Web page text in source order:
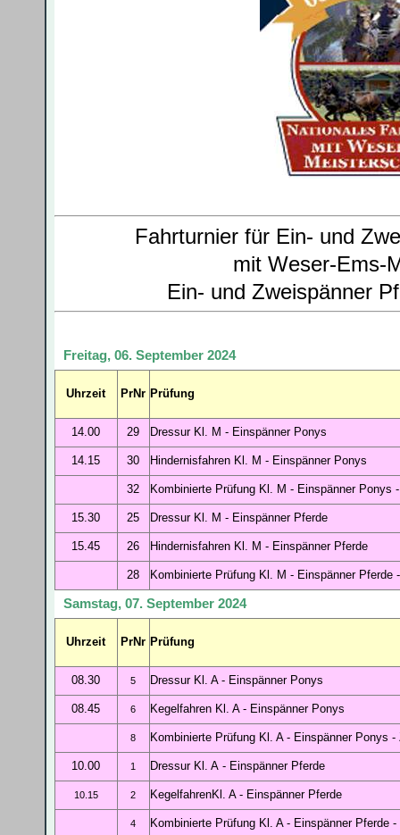
Fahrturnier für Ein- und
mit Weser-Ems-
Ein- und Zweispänner
Freitag, 06. September 2024
Uhrzeit PrNr Prüfung
14.00 29 Dressur Kl. M - Einspänner Ponys
14.15 30 Hindernisfahren Kl. M - Einspänner Ponys
32 Kombinierte Prüfung Kl. M - Einspänner Ponys
15.30 25 Dressur Kl. M - Einspänner Pferde
15.45 26 Hindernisfahren Kl. M - Einspänner Pferde
28 Kombinierte Prüfung Kl. M - Einspänner Pferde
Samstag, 07. September 2024
Uhrzeit PrNr Prüfung
08.30 5 Dressur Kl. A- Einspänner Ponys
08.45 6 Kegelfahren Kl. A- Einspänner Ponys
8 Kombinierte Prüfung Kl. A- Einspänner Ponys -
10.00 1 Dressur Kl. A - Einspänner Pferde
10.15 2 Kegel fahrenKl. A- Einspänner Pferde
4 Kombinierte Prüfung Kl. A- Einspänner Pferde -